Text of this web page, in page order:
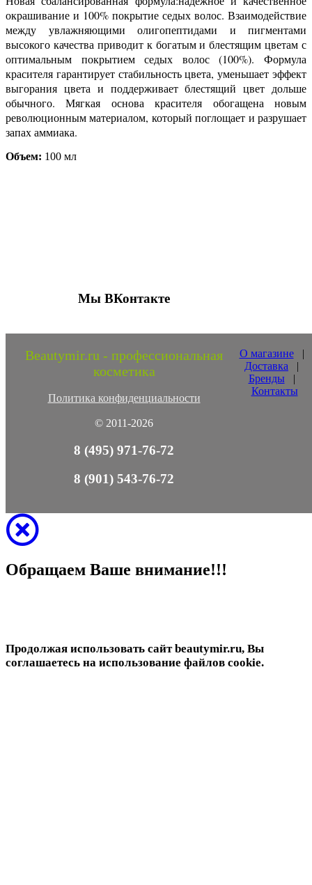
окрашивание и 100% покрытие седых волос. Взаимодействие
между увлажняющими олигопептидами и пигментами
высокого качества приводит к богатым и блестящим цветам с
оптимальным покрытием седых волос (100%). Формула
красителя гарантирует стабильность цвета, уменьшает эффект
выгорания цвета и поддерживает блестящий цвет дольше
обычного. Мягкая основа красителя обогащена новым
революционным материалом, который поглощает и разрушает
запах аммиака.
Объем: 100 мл
Мы ВКонтакте
Beautymir.ru - профессиональная
косметика
Политика конфиденциальности
© 2011-2026
О магазине|
Доставка |
Бренды |
Контакты
8 (495) 971-76-72
8 (901) 543-76-72
Обращаем Ваше внимание!!!
Продолжая использовать сайт beautymir.ru, Вы
соглашаетесь на использование файлов cookie.